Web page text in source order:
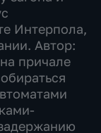
Интерпола,
Автор:
причале